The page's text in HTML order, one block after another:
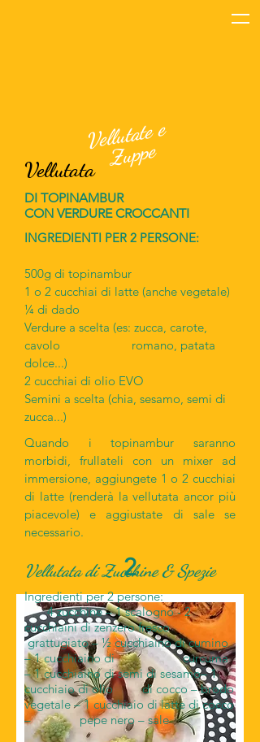
Vellutate e
Zuppe
Vellutata
DI TOPINAMBUR
CON VERDURE CROCCANTI
INGREDIENTI PER 2 PERSONE:
500g di topinambur
1 o 2 cucchiai di latte (anche vegetale)
¼ di dado
Verdure a scelta (es: zucca, carote,
cavolo romano, patata
dolce...)
2 cucchiai di olio EVO
Semini a scelta (chia, sesamo, semi di
zucca...)
Quando i topinambur saranno
morbidi, frullateli con un mixer ad
immersione, aggiungete 1 o 2 cucchiai
di latte (renderà la vellutata ancor più
piacevole) e aggiustate di sale se
necessario.​
2
Vellutata di Zucchine & Spezie
Ingredienti per 2 persone:
4 zucchine – 1 scalogno - 2
cucchiaini di zenzero fresco
grattugiato – ½ cucchiaino di cumino
– 1 cucchiaino di curcuma
– 1 cucchiaino di semi di sesamo– 1
cucchiaio di olio di cocco – brodo
vegetale – 1 cucchiaio di latte di cocco
– pepe nero – sale